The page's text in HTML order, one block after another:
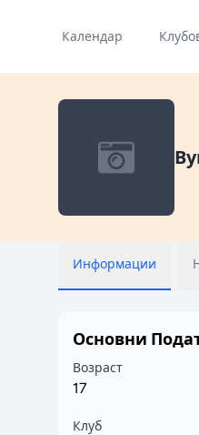
Календар
Информации
Основни
Возраст
17
Клуб